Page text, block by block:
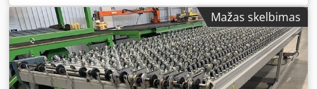
šiluminių (plastikinių) distancinių juostų profilius
Universalus lankstymo įrankis aliuminiui iki 24 mm Visos
formos pagal LISEC formų katalogą Rinkinį sudaro Domino
A-100 rašalinė spaudtuvė Daugiau techninės informacijos
rasite pridėtame Techn. duomenų faile Labai gera ir
tvarkinga būklė Gera darbinė būsena, patikrinta Žiūrėkite
Mažas skelbimas